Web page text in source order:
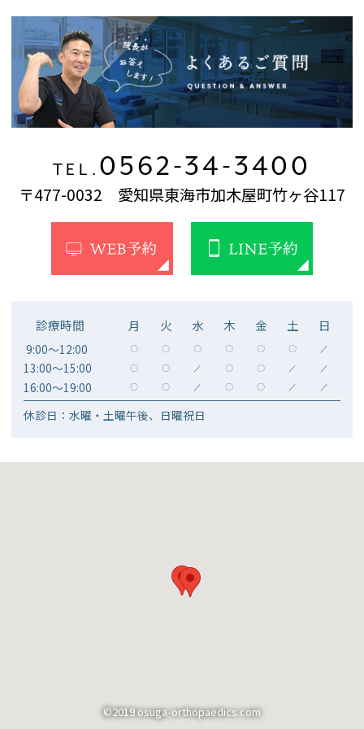
TEL. 0562-34-3400
〒477-0032 愛知県東海市加木屋町竹ヶ谷117
診療時間 月 火 水 木 金 土 日
9:00～12:00 〇 〇 〇 〇 〇 〇 ／
13:00～15:00 〇 〇 ／ 〇 〇 ／ ／
16:00～19:00 〇 〇 ／ 〇 〇 ／ ／
休診日：水曜・土曜午後、日曜祝日
©2019 osuga-orthopaedics.com